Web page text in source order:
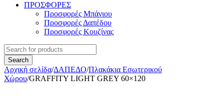
ΠΡΟΣΦΟΡΕΣ
Προσφορές Μπάνιου
Προσφορές Δαπέδου
Προσφορές Κουζίνας
Αρχική σελίδα/ΔΑΠΕΔΟ/Πλακάκια Εσωτερικού
Χώρου/GRAFFITY LIGHT GREY 60×120